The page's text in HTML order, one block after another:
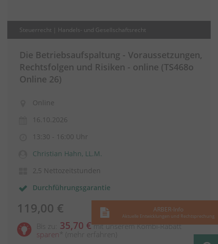
Steuerrecht | Handels- und Gesellschaftsrecht
Die Betriebsaufspaltung - Voraussetzungen,
Rechtsfolgen und Risiken - online (TS468o
Online 26)
Online
16.10.2026
13:30 - 16:00 Uhr
Christian Hahn, LL.M.
2,5 Nettozeitstunden
Durchführungsgarantie
119,00 €
Bis zu: 35,70 €mit unserem Kombi-Rabatt
sparen
(mehr erfahren)
ARBER-Info
Aktuelle Entwicklungen und Rechtsprechung